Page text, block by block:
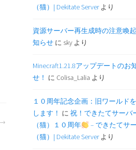
（猫）| Dekitate Serverより
資源サーバー再生成時の注意喚
知らせ に sky より
Minecraft1.21.8アップデートのお
せ！ に Colisa_Lalia より
１０周年記念企画：旧ワールド
します！ に 祝！できたてサーバ
（猫）１０周年
– できたてサ
（猫）| Dekitate Serverより